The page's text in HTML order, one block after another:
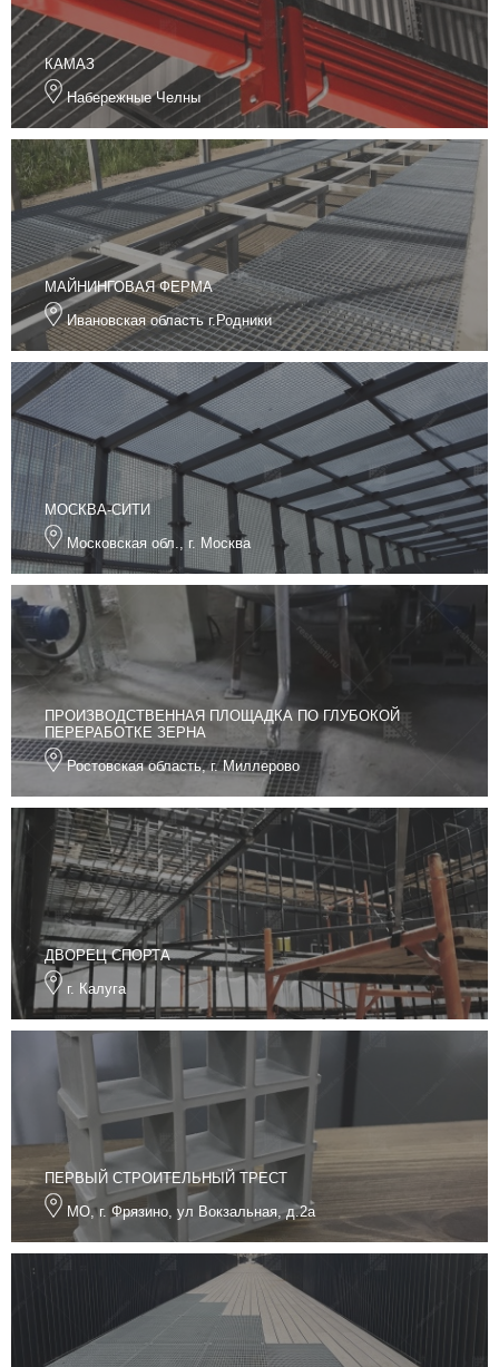
КАМАЗ
Набережные Челны
МАЙНИНГОВАЯ ФЕРМА
Ивановская область г.Родники
МОСКВА-СИТИ
Московская обл., г. Москва
ПРОИЗВОДСТВЕННАЯ ПЛОЩАДКА ПО ГЛУБОКОЙ
ПЕРЕРАБОТКЕ ЗЕРНА
Ростовская область, г. Миллерово
ДВОРЕЦ СПОРТА
г. Калуга
ПЕРВЫЙ СТРОИТЕЛЬНЫЙ ТРЕСТ
МО, г. Фрязино, ул Вокзальная, д.2а